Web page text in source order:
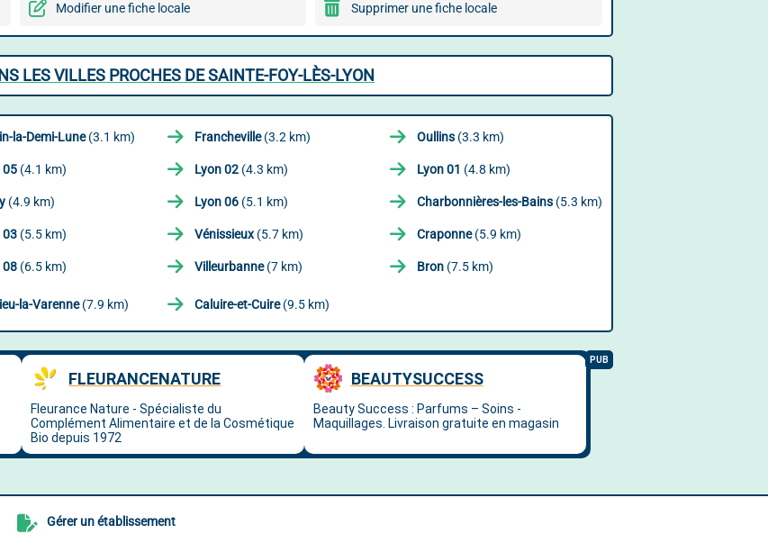
Modifier une fiche locale Supprimer une fiche locale
LES VILLES PROCHES DE SAINTE-FOY-LÈS-LYON
la-Demi-Lune(3.1 km) Francheville(3.2 km) Oullins(3.3 km)
05(4.1 km) Lyon 02 (4.3 km) Lyon 01 (4.8 km)
(4.9 km) Lyon 06 (5.1 km) Charbonnières-les-Bains(5.3 km)
03(5.5 km) Vénissieux(5.7 km) Craponne(5.9 km)
08(6.5 km) Villeurbanne(7 km) Bron(7.5 km)
la-Varenne(7.9 km) Caluire-et-Cuire(9.5 km)
Gérer un établissement